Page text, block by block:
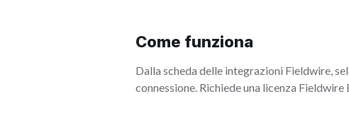
Come funziona
Dalla scheda delle integrazioni Fieldwire,
connessione. Richiede una licenza Fieldwire